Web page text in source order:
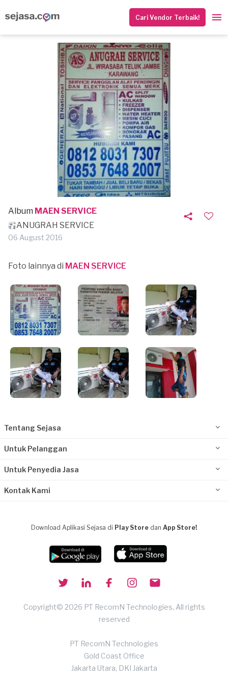
Cari Vendor Terbaik!
Album MAEN SERVICE
ANUGRAH SERVICE
06 August 2016
Foto lainnya di MAEN SERVICE
Tentang Sejasa
Untuk Pelanggan
Untuk Penyedia Jasa
Kontak Kami
Download Aplikasi Sejasa di Play Store dan App Store!
Copyright© 2026 PT RecomN Technologies, All rights
reserved
PT RecomN Technologies
Gold Coast Office
Jakarta Utara, DKI Jakarta